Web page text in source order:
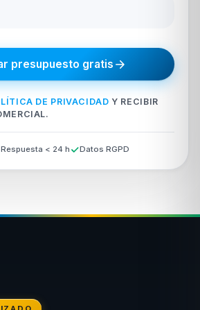
presupuesto gratis
DE PRIVACIDAD Y RECIBIR
Respuesta < 24 h Datos RGPD